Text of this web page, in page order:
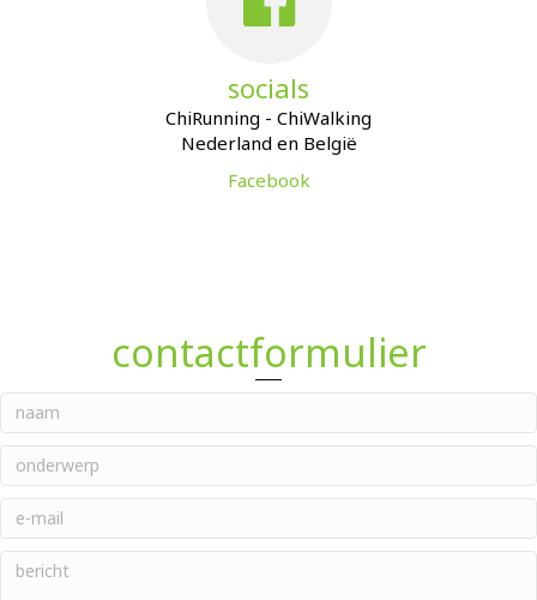
socials
ChiRunning - ChiWalking
Nederland en België
Facebook
contactformulier